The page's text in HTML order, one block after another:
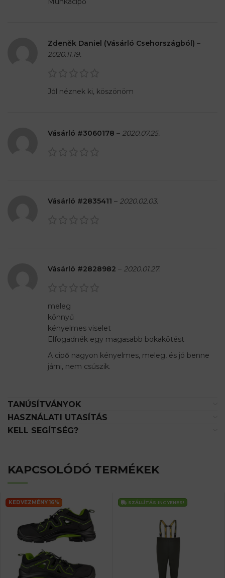
Zdeněk Daniel (Vásárló Csehországból) –
2020.11.19.
Jól néznek ki, köszönöm
Vásárló #3060178 – 2020.07.25.
Vásárló #2835411 – 2020.02.03.
Vásárló #2828982 – 2020.01.27.
meleg
könnyű
kényelmes viselet
Elfogadnék egy magasabb bokakötést
A cipő nagyon kényelmes, meleg, és jó benne
járni, nem csúszik.
TANÚSÍTVÁNYOK
HASZNÁLATI UTASÍTÁS
KELL SEGÍTSÉG?
KAPCSOLÓDÓ TERMÉKEK
KEDVEZMÉNY 16% SZÁLLÍTÁS INGYENES!